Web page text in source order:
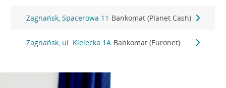
Zagnańsk, Spacerowa 11 Bankomat (Planet Cash)
Zagnańsk, ul. Kielecka 1A Bankomat (Euronet)